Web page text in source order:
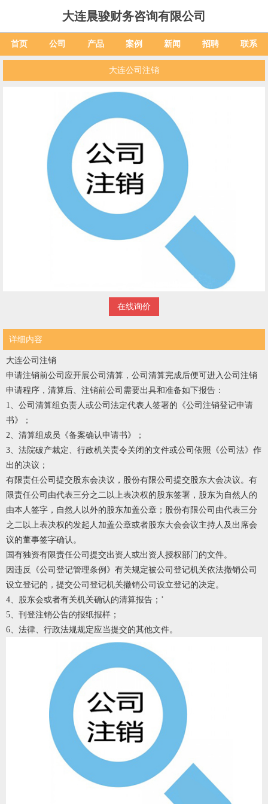
大连晨骏财务咨询有限公司
首页 公司 产品 案例 新闻 招聘 联系
大连公司注销
在线询价
详细内容
大连公司注销
申请注销前公司应开展公司清算，公司清算完成后便可进入公司注销
申请程序，清算后、注销前公司需要出具和准备如下报告：
1、公司清算组负责人或公司法定代表人签署的《公司注销登记申请
书》；
2、清算组成员《备案确认申请书》；
3、法院破产裁定、行政机关责令关闭的文件或公司依照《公司法》作
出的决议；
有限责任公司提交股东会决议，股份有限公司提交股东大会决议。有
限责任公司由代表三分之二以上表决权的股东签署，股东为自然人的
由本人签字，自然人以外的股东加盖公章；股份有限公司由代表三分
之二以上表决权的发起人加盖公章或者股东大会会议主持人及出席会
议的董事签字确认。
国有独资有限责任公司提交出资人或出资人授权部门的文件。
因违反《公司登记管理条例》有关规定被公司登记机关依法撤销公司
设立登记的，提交公司登记机关撤销公司设立登记的决定。
4、股东会或者有关机关确认的清算报告；’
5、刊登注销公告的报纸报样；
6、法律、行政法规规定应当提交的其他文件。